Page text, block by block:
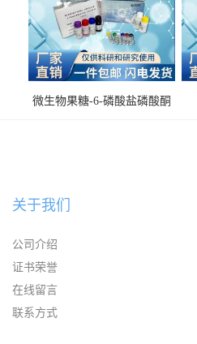
微生物果糖-6-磷酸盐磷酸酮
关于我们
公司介绍
证书荣誉
在线留言
联系方式